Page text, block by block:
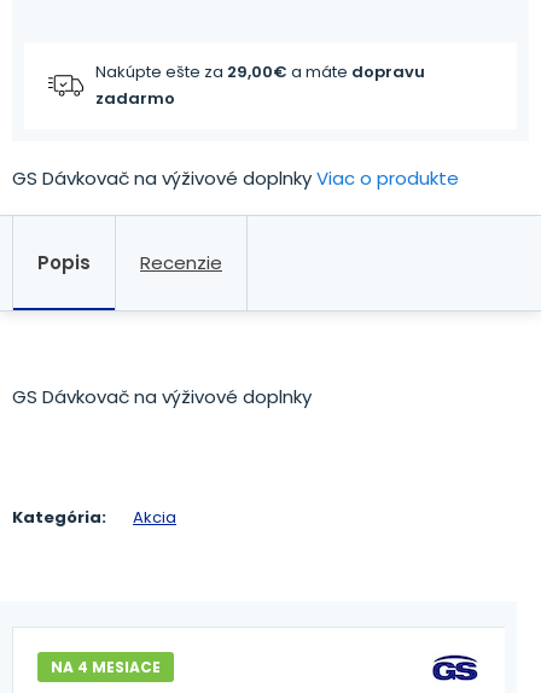
Nakúpte ešte za 29,00€ a máte dopravu
zadarmo
GS Dávkovač na výživové doplnkyViac o produkte
Popis Recenzie
GS Dávkovač na výživové doplnky
Kategória: Akcia
NA 4 MESIACE